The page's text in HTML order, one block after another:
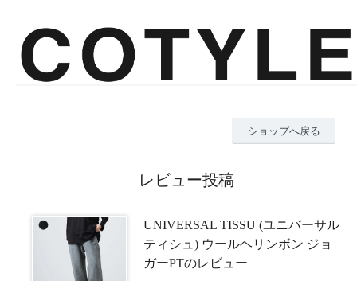
ショップへ戻る
レビュー投稿
UNIVERSAL TISSU (ユニバーサル
ティシュ) ウールヘリンボン ジョ
ガーPTのレビュー